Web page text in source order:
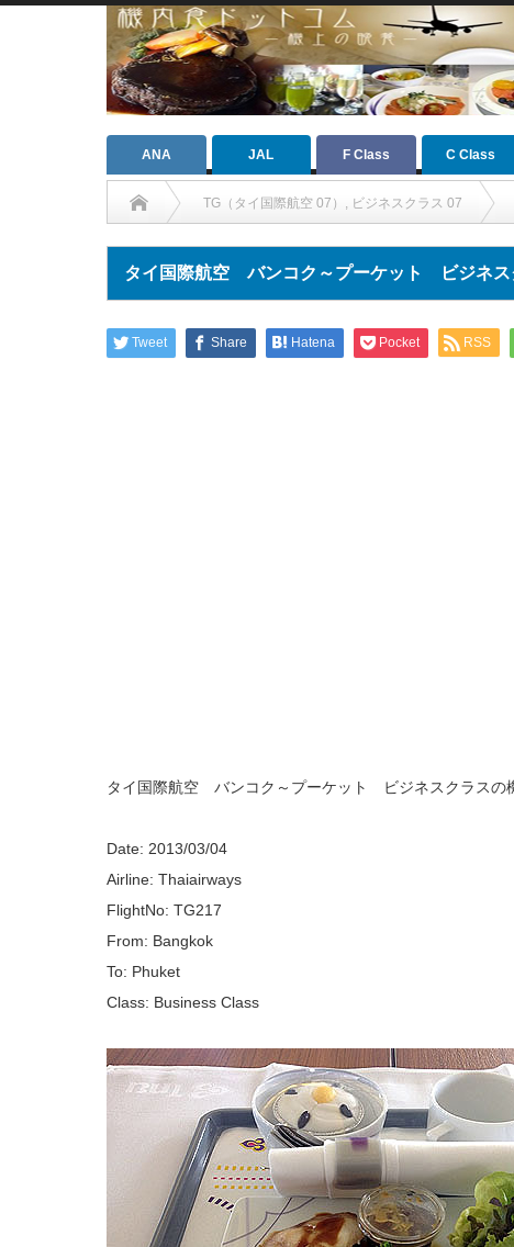
ANA JAL F Class C Class
TG（タイ国際航空 07） , ビジネスクラス 07
タイ国際航空 バンコク～プーケット ビジネス
Tweet Share Hatena Pocket RSS
タイ国際航空 バンコク～プーケット ビジネスクラスの
Date: 2013/03/04
Airline: Thaiairways
FlightNo: TG217
From: Bangkok
To: Phuket
Class: Business Class